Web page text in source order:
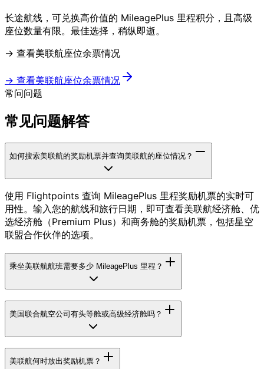
长途航线，可兑换高价值的 MileagePlus 里程积分，且高级
座位数量有限。最佳选择，稍纵即逝。
→ 查看美联航座位余票情况
→ 查看美联航座位余票情况
常问问题
常见问题解答
如何搜索美联航的奖励机票并查询美联航的座位情况？
使用 Flightpoints 查询 MileagePlus 里程奖励机票的实时可
用性。输入您的航线和旅行日期，即可查看美联航经济舱、优
选经济舱（Premium Plus）和商务舱的奖励机票，包括星空
联盟合作伙伴的选项。
乘坐美联航航班需要多少 MileagePlus 里程？
美国联合航空公司有头等舱或高级经济舱吗？
美联航何时放出奖励机票？